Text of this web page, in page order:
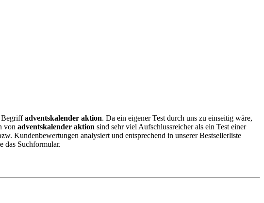
Begriffadventskalender aktion. Da ein eigener Test durch uns zu einseitig wäre,
von adventskalender aktion sind sehr viel Aufschlussreicher als ein Test einer
Kundenbewertungen analysiert und entsprechend in unserer Bestsellerliste
das Suchformular.